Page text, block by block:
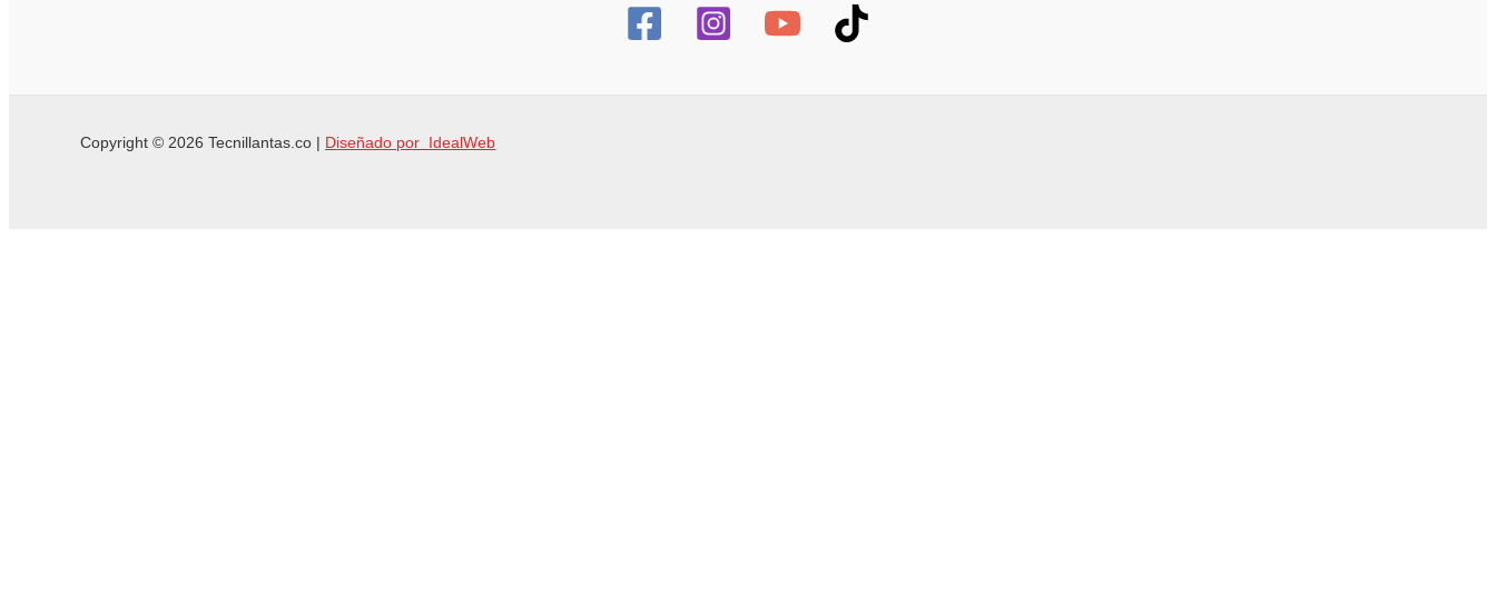
Copyright © 2026 Tecnillantas.co | Diseñado por IdealWeb